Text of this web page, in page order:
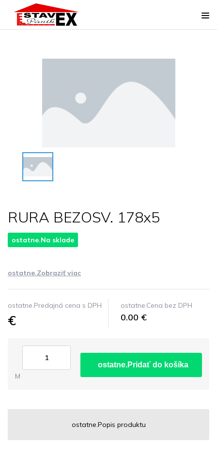
RURA BEZOSV. 178x5
ostatne.Na sklade
ostatne.Zobraziť viac
ostatne.Predajná cena s DPH
€
ostatne.Cena bez DPH
0.00 €
M
ostatne.Pridať do košíka
ostatne.Popis produktu